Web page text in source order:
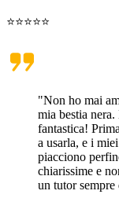
⭐⭐⭐⭐⭐
"Non ho mai
mia bestia
fantastica!
a usarla, e i
piacciono
chiarissime e
un tutor sempre